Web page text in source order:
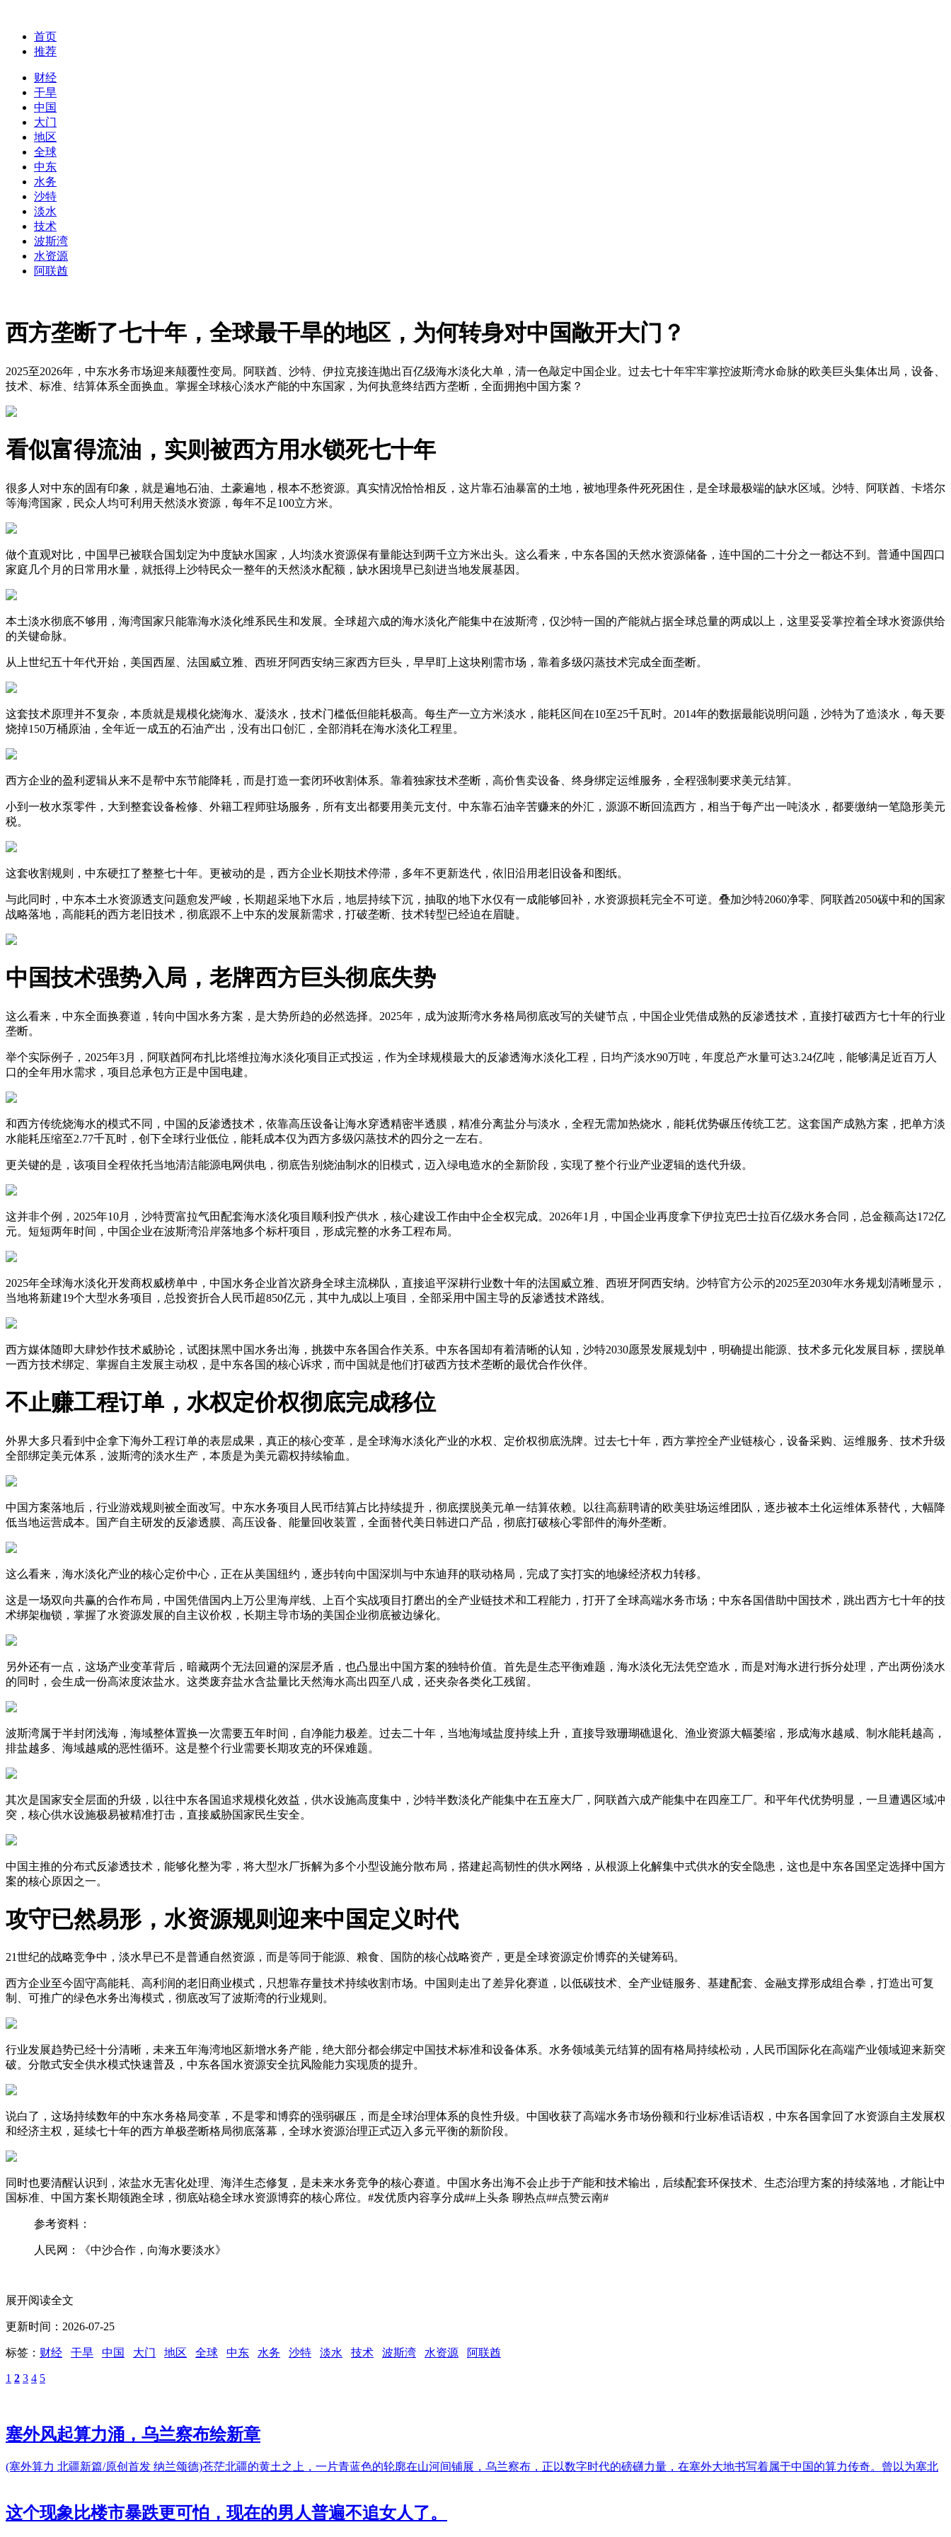
首页
推荐
财经
干旱
中国
大门
地区
全球
中东
水务
沙特
淡水
技术
波斯湾
水资源
阿联酋
西方垄断了七十年，全球最干旱的地区，为何转身对中国敞开大门？
2025至2026年，中东水务市场迎来颠覆性变局。阿联酋、沙特、伊拉克接连抛出百亿级海水淡化大单，清一色敲定中国企业。过去七十年牢牢掌控波斯湾水命脉的欧美巨头集体出局，设备、
技术、标准、结算体系全面换血。掌握全球核心淡水产能的中东国家，为何执意终结西方垄断，全面拥抱中国方案？
看似富得流油，实则被西方用水锁死七十年
很多人对中东的固有印象，就是遍地石油、土豪遍地，根本不愁资源。真实情况恰恰相反，这片靠石油暴富的土地，被地理条件死死困住，是全球最极端的缺水区域。沙特、阿联酋、卡塔尔
等海湾国家，民众人均可利用天然淡水资源，每年不足100立方米。
做个直观对比，中国早已被联合国划定为中度缺水国家，人均淡水资源保有量能达到两千立方米出头。这么看来，中东各国的天然水资源储备，连中国的二十分之一都达不到。普通中国四口
家庭几个月的日常用水量，就抵得上沙特民众一整年的天然淡水配额，缺水困境早已刻进当地发展基因。
本土淡水彻底不够用，海湾国家只能靠海水淡化维系民生和发展。全球超六成的海水淡化产能集中在波斯湾，仅沙特一国的产能就占据全球总量的两成以上，这里妥妥掌控着全球水资源供给
的关键命脉。
从上世纪五十年代开始，美国西屋、法国威立雅、西班牙阿西安纳三家西方巨头，早早盯上这块刚需市场，靠着多级闪蒸技术完成全面垄断。
这套技术原理并不复杂，本质就是规模化烧海水、凝淡水，技术门槛低但能耗极高。每生产一立方米淡水，能耗区间在10至25千瓦时。2014年的数据最能说明问题，沙特为了造淡水，每天要
烧掉150万桶原油，全年近一成五的石油产出，没有出口创汇，全部消耗在海水淡化工程里。
西方企业的盈利逻辑从来不是帮中东节能降耗，而是打造一套闭环收割体系。靠着独家技术垄断，高价售卖设备、终身绑定运维服务，全程强制要求美元结算。
小到一枚水泵零件，大到整套设备检修、外籍工程师驻场服务，所有支出都要用美元支付。中东靠石油辛苦赚来的外汇，源源不断回流西方，相当于每产出一吨淡水，都要缴纳一笔隐形美元
税。
这套收割规则，中东硬扛了整整七十年。更被动的是，西方企业长期技术停滞，多年不更新迭代，依旧沿用老旧设备和图纸。
与此同时，中东本土水资源透支问题愈发严峻，长期超采地下水后，地层持续下沉，抽取的地下水仅有一成能够回补，水资源损耗完全不可逆。叠加沙特2060净零、阿联酋2050碳中和的国家
战略落地，高能耗的西方老旧技术，彻底跟不上中东的发展新需求，打破垄断、技术转型已经迫在眉睫。
中国技术强势入局，老牌西方巨头彻底失势
这么看来，中东全面换赛道，转向中国水务方案，是大势所趋的必然选择。2025年，成为波斯湾水务格局彻底改写的关键节点，中国企业凭借成熟的反渗透技术，直接打破西方七十年的行业
垄断。
举个实际例子，2025年3月，阿联酋阿布扎比塔维拉海水淡化项目正式投运，作为全球规模最大的反渗透海水淡化工程，日均产淡水90万吨，年度总产水量可达3.24亿吨，能够满足近百万人
口的全年用水需求，项目总承包方正是中国电建。
和西方传统烧海水的模式不同，中国的反渗透技术，依靠高压设备让海水穿透精密半透膜，精准分离盐分与淡水，全程无需加热烧水，能耗优势碾压传统工艺。这套国产成熟方案，把单方淡
水能耗压缩至2.77千瓦时，创下全球行业低位，能耗成本仅为西方多级闪蒸技术的四分之一左右。
更关键的是，该项目全程依托当地清洁能源电网供电，彻底告别烧油制水的旧模式，迈入绿电造水的全新阶段，实现了整个行业产业逻辑的迭代升级。
这并非个例，2025年10月，沙特贾富拉气田配套海水淡化项目顺利投产供水，核心建设工作由中企全权完成。2026年1月，中国企业再度拿下伊拉克巴士拉百亿级水务合同，总金额高达172亿
元。短短两年时间，中国企业在波斯湾沿岸落地多个标杆项目，形成完整的水务工程布局。
2025年全球海水淡化开发商权威榜单中，中国水务企业首次跻身全球主流梯队，直接追平深耕行业数十年的法国威立雅、西班牙阿西安纳。沙特官方公示的2025至2030年水务规划清晰显示，
当地将新建19个大型水务项目，总投资折合人民币超850亿元，其中九成以上项目，全部采用中国主导的反渗透技术路线。
西方媒体随即大肆炒作技术威胁论，试图抹黑中国水务出海，挑拨中东各国合作关系。中东各国却有着清晰的认知，沙特2030愿景发展规划中，明确提出能源、技术多元化发展目标，摆脱单
一西方技术绑定、掌握自主发展主动权，是中东各国的核心诉求，而中国就是他们打破西方技术垄断的最优合作伙伴。
不止赚工程订单，水权定价权彻底完成移位
外界大多只看到中企拿下海外工程订单的表层成果，真正的核心变革，是全球海水淡化产业的水权、定价权彻底洗牌。过去七十年，西方掌控全产业链核心，设备采购、运维服务、技术升级
全部绑定美元体系，波斯湾的淡水生产，本质是为美元霸权持续输血。
中国方案落地后，行业游戏规则被全面改写。中东水务项目人民币结算占比持续提升，彻底摆脱美元单一结算依赖。以往高薪聘请的欧美驻场运维团队，逐步被本土化运维体系替代，大幅降
低当地运营成本。国产自主研发的反渗透膜、高压设备、能量回收装置，全面替代美日韩进口产品，彻底打破核心零部件的海外垄断。
这么看来，海水淡化产业的核心定价中心，正在从美国纽约，逐步转向中国深圳与中东迪拜的联动格局，完成了实打实的地缘经济权力转移。
这是一场双向共赢的合作布局，中国凭借国内上万公里海岸线、上百个实战项目打磨出的全产业链技术和工程能力，打开了全球高端水务市场；中东各国借助中国技术，跳出西方七十年的技
术绑架枷锁，掌握了水资源发展的自主议价权，长期主导市场的美国企业彻底被边缘化。
另外还有一点，这场产业变革背后，暗藏两个无法回避的深层矛盾，也凸显出中国方案的独特价值。首先是生态平衡难题，海水淡化无法凭空造水，而是对海水进行拆分处理，产出两份淡水
的同时，会生成一份高浓度浓盐水。这类废弃盐水含盐量比天然海水高出四至八成，还夹杂各类化工残留。
波斯湾属于半封闭浅海，海域整体置换一次需要五年时间，自净能力极差。过去二十年，当地海域盐度持续上升，直接导致珊瑚礁退化、渔业资源大幅萎缩，形成海水越咸、制水能耗越高，
排盐越多、海域越咸的恶性循环。这是整个行业需要长期攻克的环保难题。
其次是国家安全层面的升级，以往中东各国追求规模化效益，供水设施高度集中，沙特半数淡化产能集中在五座大厂，阿联酋六成产能集中在四座工厂。和平年代优势明显，一旦遭遇区域冲
突，核心供水设施极易被精准打击，直接威胁国家民生安全。
中国主推的分布式反渗透技术，能够化整为零，将大型水厂拆解为多个小型设施分散布局，搭建起高韧性的供水网络，从根源上化解集中式供水的安全隐患，这也是中东各国坚定选择中国方
案的核心原因之一。
攻守已然易形，水资源规则迎来中国定义时代
21世纪的战略竞争中，淡水早已不是普通自然资源，而是等同于能源、粮食、国防的核心战略资产，更是全球资源定价博弈的关键筹码。
西方企业至今固守高能耗、高利润的老旧商业模式，只想靠存量技术持续收割市场。中国则走出了差异化赛道，以低碳技术、全产业链服务、基建配套、金融支撑形成组合拳，打造出可复
制、可推广的绿色水务出海模式，彻底改写了波斯湾的行业规则。
行业发展趋势已经十分清晰，未来五年海湾地区新增水务产能，绝大部分都会绑定中国技术标准和设备体系。水务领域美元结算的固有格局持续松动，人民币国际化在高端产业领域迎来新突
破。分散式安全供水模式快速普及，中东各国水资源安全抗风险能力实现质的提升。
说白了，这场持续数年的中东水务格局变革，不是零和博弈的强弱碾压，而是全球治理体系的良性升级。中国收获了高端水务市场份额和行业标准话语权，中东各国拿回了水资源自主发展权
和经济主权，延续七十年的西方单极垄断格局彻底落幕，全球水资源治理正式迈入多元平衡的新阶段。
同时也要清醒认识到，浓盐水无害化处理、海洋生态修复，是未来水务竞争的核心赛道。中国水务出海不会止步于产能和技术输出，后续配套环保技术、生态治理方案的持续落地，才能让中
国标准、中国方案长期领跑全球，彻底站稳全球水资源博弈的核心席位。#发优质内容享分成##上头条 聊热点##点赞云南#
参考资料：
人民网：《中沙合作，向海水要淡水》
展开阅读全文
更新时间：2026-07-25
标签： 财经 干旱 中国 大门 地区 全球 中东 水务 沙特 淡水 技术 波斯湾 水资源 阿联酋
1 2 3 4 5
塞外风起算力涌，乌兰察布绘新章
(塞外算力 北疆新篇/原创首发 纳兰颂德)苍茫北疆的黄土之上，一片青蓝色的轮廓在山河间铺展，乌兰察布，正以数字时代的磅礴力量，在塞外大地书写着属于中国的算力传奇。曾以为塞北
这个现象比楼市暴跌更可怕，现在的男人普遍不追女人了。